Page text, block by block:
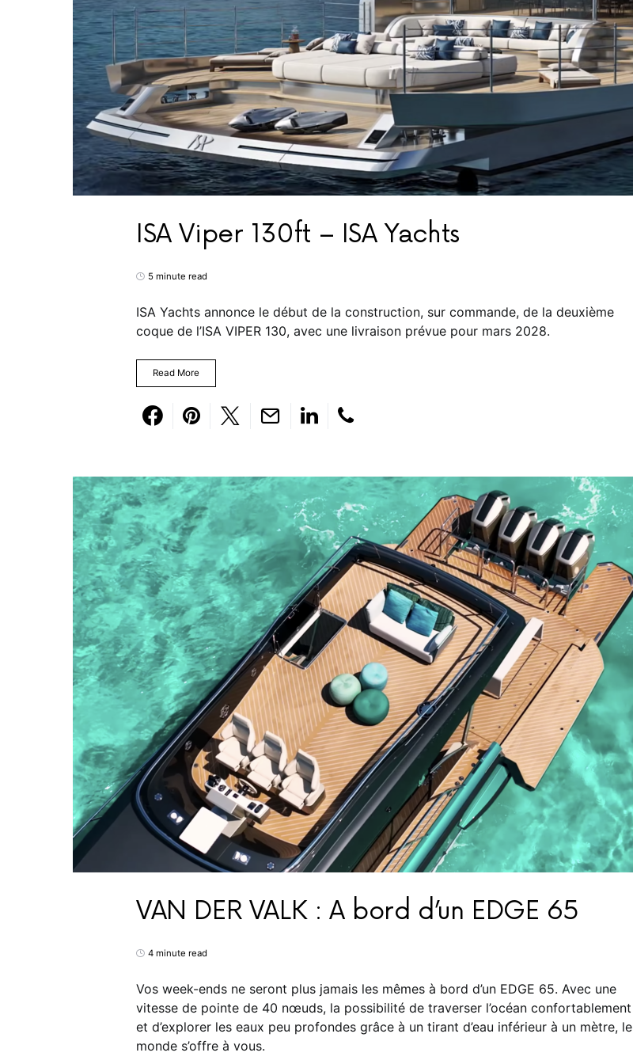
ISA Viper 130ft – ISA Yachts
5 minute read
ISA Yachts annonce le début de la construction, sur commande, de la deuxième
coque de l’ISA VIPER 130, avec une livraison prévue pour mars 2028.
Read More
VAN DER VALK : A bord d’un EDGE 65
4 minute read
Vos week-ends ne seront plus jamais les mêmes à bord d’un EDGE 65. Avec une
vitesse de pointe de 40 nœuds, la possibilité de traverser l’océan confortablement
et d’explorer les eaux peu profondes grâce à un tirant d’eau inférieur à un mètre, le
monde s’offre à vous.